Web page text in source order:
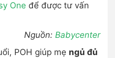
One để được tư vấn
Nguồn: Babycenter
POH giúp mẹ ngủ đủ